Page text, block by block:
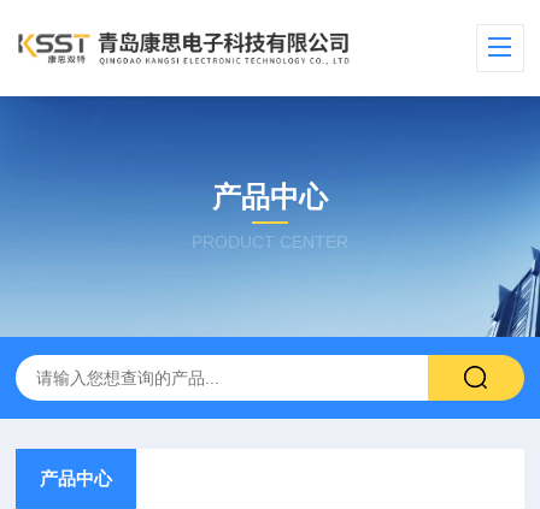
产品中心
PRODUCT CENTER
产品中心